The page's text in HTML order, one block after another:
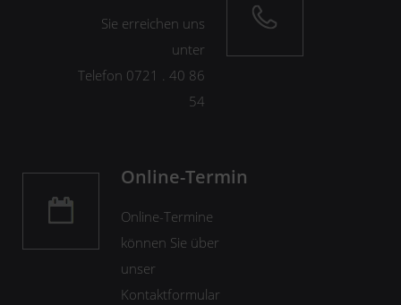
Sie erreichen uns
unter
Telefon 0721 . 40 86
54
Online-Termin
Online-Termine
können Sie über
unser
Kontaktformular